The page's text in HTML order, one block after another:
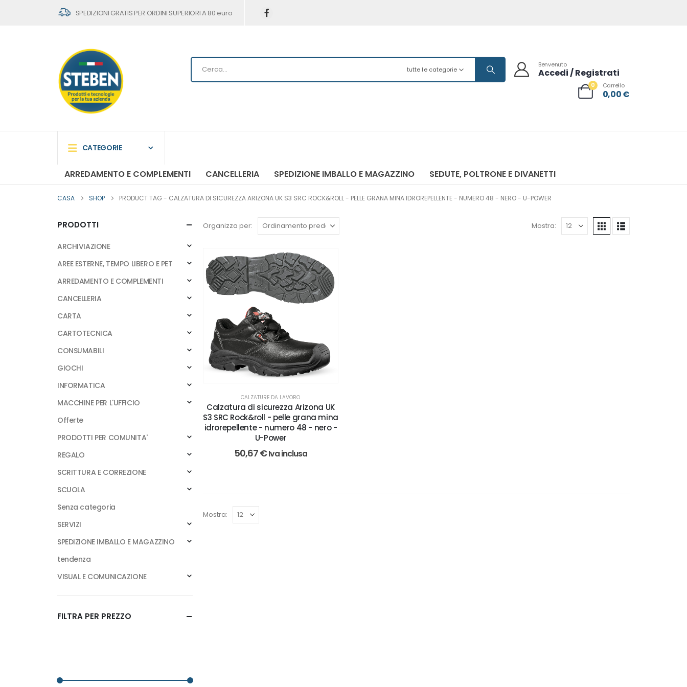
SPEDIZIONI GRATIS PER ORDINI SUPERIORI A 80 euro
tutte le categorie
Benvenuto
Accedi / Registrati
0 Carrello
0,00€
CATEGORIE
ARREDAMENTO E COMPLEMENTI CANCELLERIA SPEDIZIONE IMBALLO E MAGAZZINO SEDUTE, POLTRONE E DIVANETTI
CASA SHOP PRODUCT TAG - CALZATURA DI SICUREZZA ARIZONA UK S3 SRC ROCK&ROLL - PELLE GRANA MINA IDROREPELLENTE - NUMERO 48 - NERO - U-POWER
Organizza per: Mostra:
CALZATURE DA LAVORO
Calzatura di sicurezza Arizona UK
S3 SRC Rock&roll - pelle grana mina
idrorepellente - numero 48 - nero -
U-Power
50,67€Iva inclusa
Mostra:
PRODOTTI
ARCHIVIAZIONE
AREE ESTERNE, TEMPO LIBERO E PET
ARREDAMENTO E COMPLEMENTI
CANCELLERIA
CARTA
CARTOTECNICA
CONSUMABILI
GIOCHI
INFORMATICA
MACCHINE PER L'UFFICIO
Offerte
PRODOTTI PER COMUNITA'
REGALO
SCRITTURA E CORREZIONE
SCUOLA
Senza categoria
SERVIZI
SPEDIZIONE IMBALLO E MAGAZZINO
tendenza
VISUAL E COMUNICAZIONE
FILTRA PER PREZZO